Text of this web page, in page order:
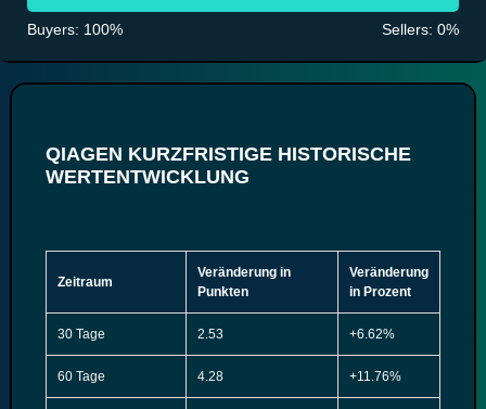
Buyers: 100% Sellers: 0%
QIAGEN KURZFRISTIGE HISTORISCHE
WERTENTWICKLUNG
Zeitraum
Veränderung in
Punkten
Veränderung
in Prozent
30 Tage 2.53 +6.62%
60 Tage 4.28 +11.76%